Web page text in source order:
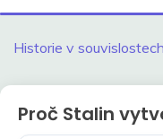
Historie v souvislostech
Proč Stalin